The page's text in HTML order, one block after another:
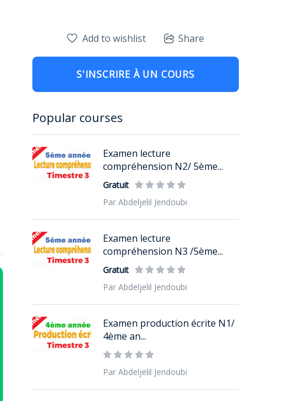
Add to wishlist Share
S'INSCRIRE À UN COURS
Popular courses
Examen lecture
compréhension N2/ 5ème...
Gratuit
Par Abdeljelil Jendoubi
Examen lecture
compréhension N3 /5ème...
Gratuit
Par Abdeljelil Jendoubi
Examen production écrite N1/
4ème an...
Par Abdeljelil Jendoubi